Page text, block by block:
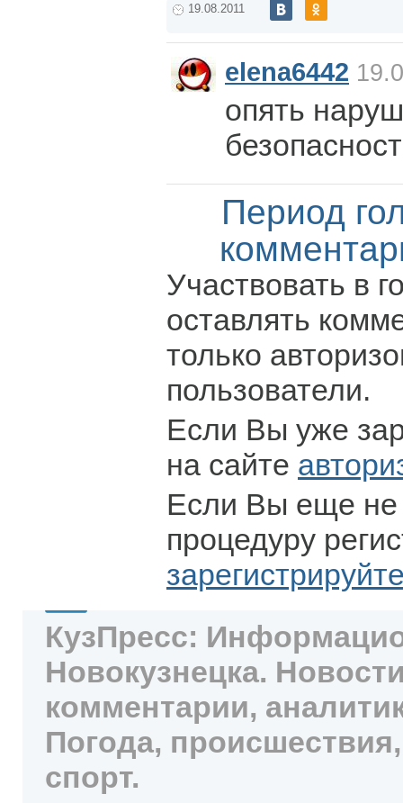
19.08.2011
elena6442
опять
Период
Участвовать в
оставлять
только
пользователи.
Если Вы уже
на сайте
Если Вы еще не
процедуру
КузПресс:
Новокузнецка.
комментарии,
Погода,
спорт.